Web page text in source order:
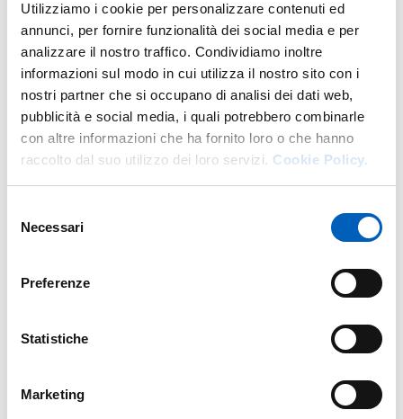
Utilizziamo i cookie per personalizzare contenuti ed
annunci, per fornire funzionalità dei social media e per
analizzare il nostro traffico. Condividiamo inoltre
informazioni sul modo in cui utilizza il nostro sito con i
nostri partner che si occupano di analisi dei dati web,
pubblicità e social media, i quali potrebbero combinarle
con altre informazioni che ha fornito loro o che hanno
raccolto dal suo utilizzo dei loro servizi. Cookie Policy.
delNecessari
Preferenze
Statistiche
Marketing
Il progetto Proof of Concept ha una forte vocazione
traslazionale. La piattaforma sarà validata su due farmaci
di uso comune e clinicamente rilevanti,ibuprofene e
paracetamolo, con l’obiettivo di predirne il metabolismo
individuale prima della somministrazione. Saranno inoltre
esplorate applicazioni su altri farmaci fenolici, tra cui
irinotecano, levotiroxina e clorpromazina.
Il risultato finale sarà unmodulo computazionale
integrabilenei processi di ricerca e sviluppo
con potenziali applicazioni anche nel supporto alle
interdisciplinare e sul contributo di diverse competenze
componenti dell’Unità di Nutrizione umana:
Mirko
, pilastro fondamentale della proposta;
, dal cui lavoro di tesi dottorale
prende avvio il modello predittivo che XENOPRED